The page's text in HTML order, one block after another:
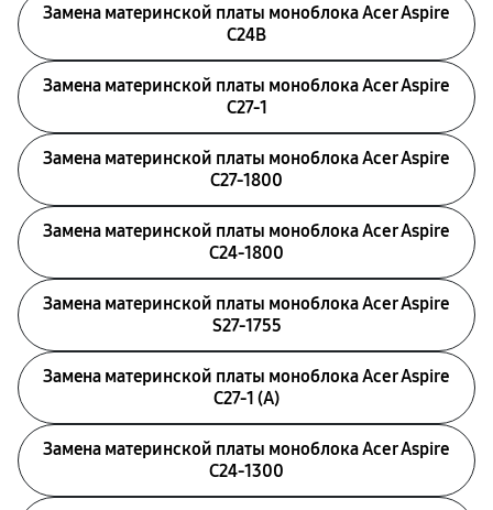
Замена материнской платы моноблока Acer Aspire
C24B
Замена материнской платы моноблока Acer Aspire
C27-1
Замена материнской платы моноблока Acer Aspire
C27-1800
Замена материнской платы моноблока Acer Aspire
C24-1800
Замена материнской платы моноблока Acer Aspire
S27-1755
Замена материнской платы моноблока Acer Aspire
C27-1 (A)
Замена материнской платы моноблока Acer Aspire
C24-1300